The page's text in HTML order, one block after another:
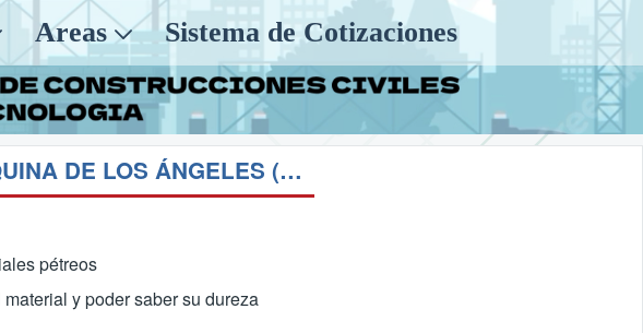
Areas Sistema de Cotizaciones
MA 15 DESGASTE POR ABRASIÓN CON MAQUINA DE LOS ÁNGELES (ASTM C 131)
pétreos
y poder saber su dureza